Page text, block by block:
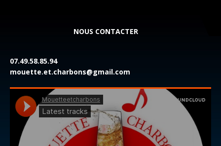
NOUS CONTACTER
07.49.58.85.94
mouette.et.charbons@gmail.com